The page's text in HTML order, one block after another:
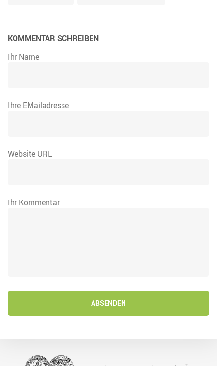
KOMMENTAR SCHREIBEN
Ihr Name
Ihre EMailadresse
Website URL
Ihr Kommentar
ABSENDEN